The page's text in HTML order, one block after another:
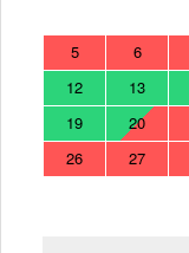
5
6
12
13
19
20
26
27